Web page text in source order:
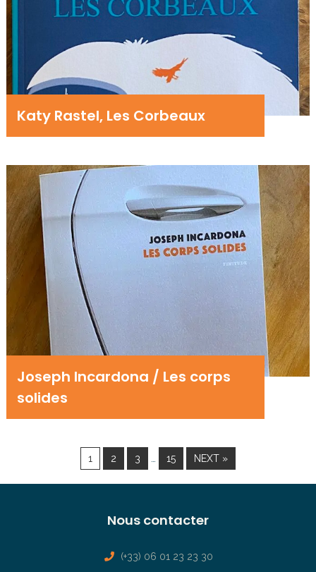
Katy Rastel, Les Corbeaux
Joseph Incardona / Les corps
solides
1 2 3 15 NEXT »
Nous contacter
(+33) 06 01 23 23 30